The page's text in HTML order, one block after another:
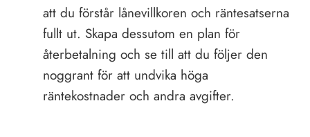
att du förstår lånevillkoren och räntesatserna
fullt ut. Skapa dessutom en plan för
återbetalning och se till att du följer den
noggrant för att undvika höga
räntekostnader och andra avgifter.